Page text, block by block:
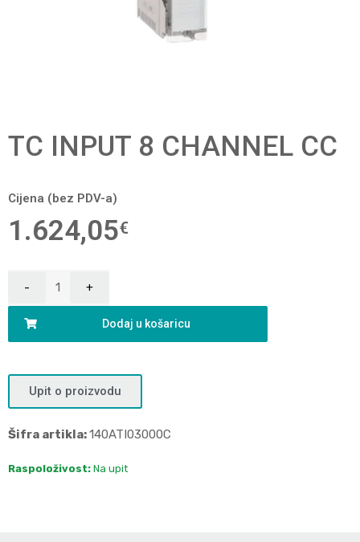
TC INPUT 8 CHANNEL CC
Cijena (bez PDV-a)
1.624,05€
Dodaj u košaricu
Upit o proizvodu
Šifra artikla:140ATI03000C
Raspoloživost: Na upit